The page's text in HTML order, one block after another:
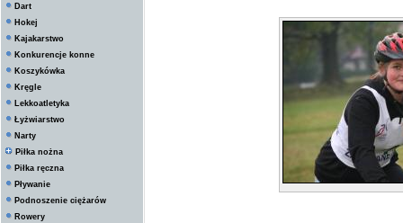
Dart
Hokej
Kajakarstwo
Konkurencje konne
Koszykówka
Kręgle
Lekkoatletyka
Łyżwiarstwo
Narty
Piłka nożna
Piłka ręczna
Pływanie
Podnoszenie ciężarów
Rowery